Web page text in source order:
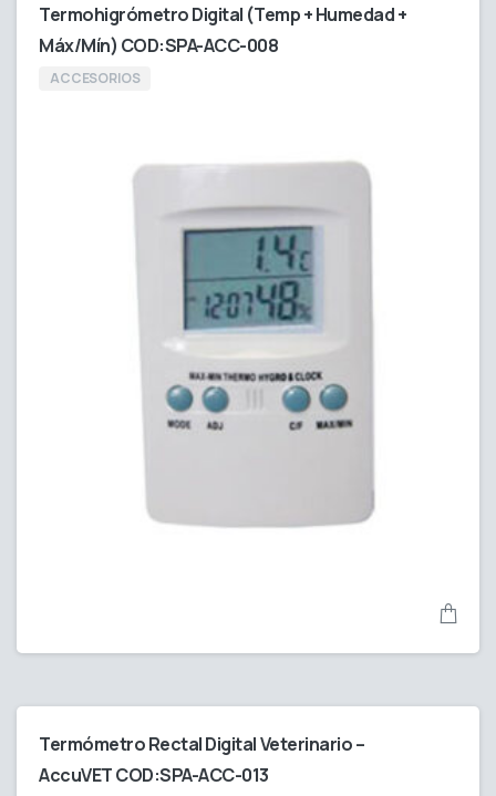
Termohigrómetro Digital (Temp + Humedad +
Máx/Mín) COD:SPA-ACC-008
ACCESORIOS
Termómetro Rectal Digital Veterinario –
AccuVET COD:SPA-ACC-013